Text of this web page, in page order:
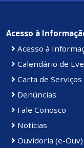
Acesso à
Acesso à
Calendário de
Carta de Serviços
Denúncias
Fale Conosco
Notícias
Ouvidoria (e-Ouv)